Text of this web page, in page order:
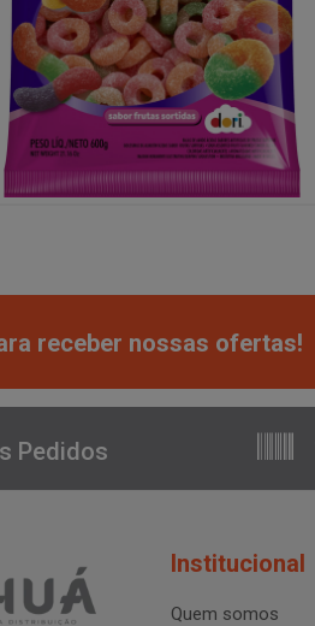
receber nossas ofertas!
Pedidos
Institucional
Quem somos